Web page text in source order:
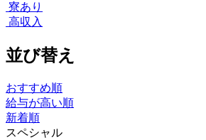
寮あり
高収入
並び替え
おすすめ順
給与が高い順
新着順
スペシャル